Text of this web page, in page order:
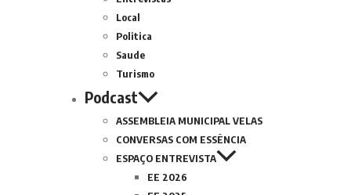
Local
Politica
Saude
Turismo
Podcast
ASSEMBLEIA MUNICIPAL VELAS
CONVERSAS COM ESSÊNCIA
ESPAÇO ENTREVISTA
EE 2026